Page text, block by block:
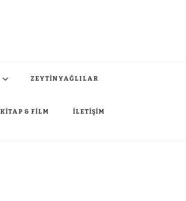
ZEYTİNYAĞLILAR
KİTAP & FİLM İLETİŞİM